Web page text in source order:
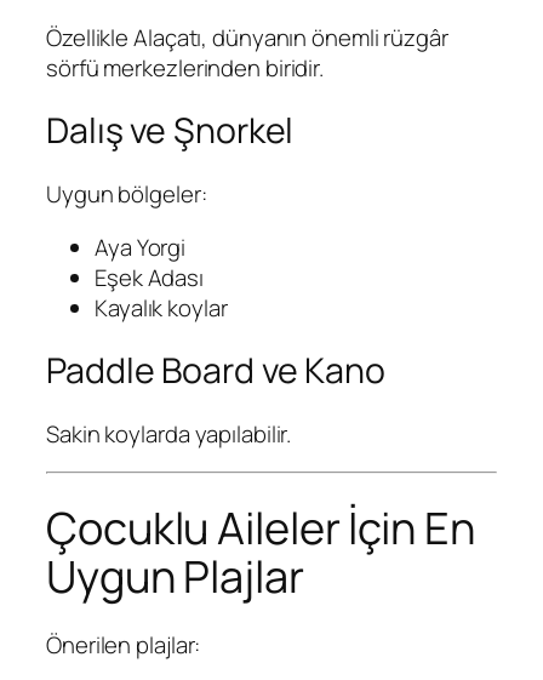
Özellikle Alaçatı, dünyanın önemli rüzgâr
sörfü merkezlerinden biridir.
Dalış ve Şnorkel
Uygun bölgeler:
Aya Yorgi
Eşek Adası
Kayalık koylar
Paddle Board ve Kano
Sakin koylarda yapılabilir.
Çocuklu Aileler İçin En
Uygun Plajlar
Önerilen plajlar: